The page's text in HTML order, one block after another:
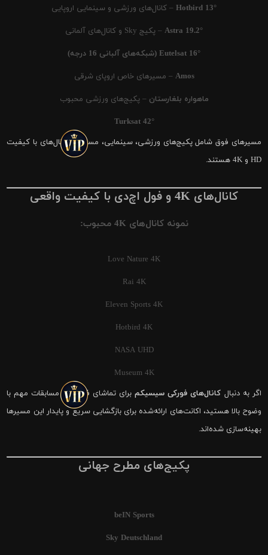
Hotbird 13° – کانال‌های ورزشی و سینمایی اروپایی
Astra 19.2° – پکیج Sky و کانال‌های آلمانی
Eutelsat 16° (شبکه‌های آلبانی 16 درجه)
Amos – مسیرهای خاص اروپای شرقی
ماهواره بلغارستان – پکیج‌های ورزشی محبوب
Turksat 42°
مسیرهای فوق شامل پکیج‌های ورزشی، سینمایی، مستند و کانال‌های با کیفیت
HD و 4K هستند.
کانال‌های 4K و فول اچ‌دی با کیفیت واقعی
نمونه کانال‌های 4K محبوب:
Love Nature 4K
Rai 4K
Eleven Sports 4K
Hotbird 4K
NASA UHD
Museum 4K
اگر به دنبال کانال‌های فورکی سیسیکمبرای تماشای فوتبال و مسابقات مهم با
وضوح بالا هستید، اکانت‌های ارائه‌شده برای بازگشایی سریع و پایدار این مسیرها
بهینه‌سازی شده‌اند.
پکیج‌های مطرح جهانی
beIN Sports
Sky Deutschland